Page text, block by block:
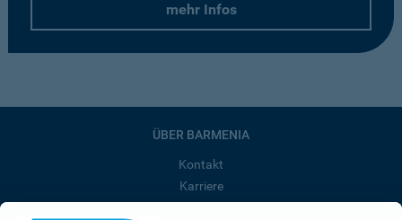
mehr Infos
ÜBER BARMENIA
Kontakt
Karriere